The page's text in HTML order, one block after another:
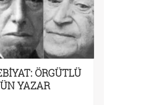
ÖRGÜTLÜ
YAZAR